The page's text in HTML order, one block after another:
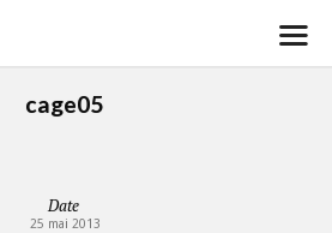
cage05
Date
25 mai 2013